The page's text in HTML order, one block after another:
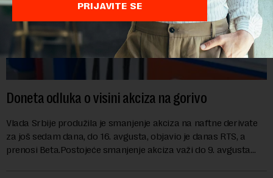
Doneta odluka o visini akciza na gorivo
Vlada Srbije produžila je smanjenje akciza na naftne derivate
za još sedam dana, do 16. avgusta, objavio je danas RTS, a
prenosi Beta.Postojeće smanjenje akciza važi do 9. avgusta
PRIJAVITE SE